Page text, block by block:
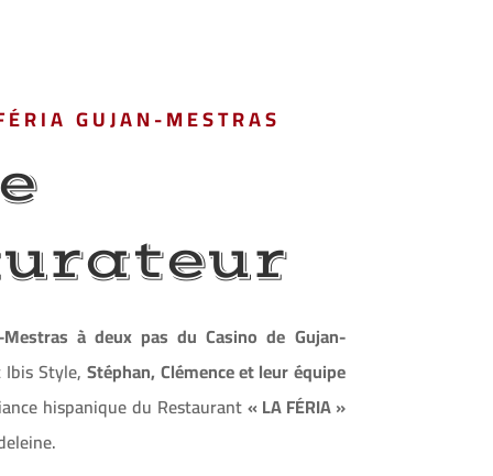
GUJAN-MESTRAS
à deux pas du Casino de Gujan-
Ibis Style,Stéphan, Clémence et leur équipe
hispanique du Restaurant« LA FÉRIA »